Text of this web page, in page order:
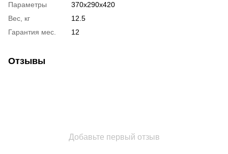
Параметры
370х290х420
Вес, кг
12.5
Гарантия мес.
12
Отзывы
Добавьте первый отзыв